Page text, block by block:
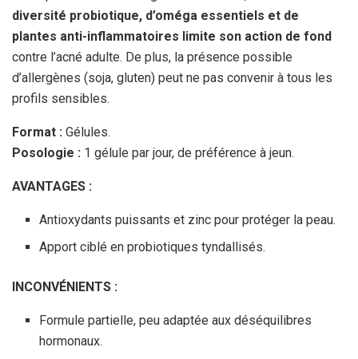
diversité probiotique, d’oméga essentiels et de
plantes anti-inflammatoires limite son action de fond
contre l’acné adulte. De plus, la présence possible
d’allergènes (soja, gluten) peut ne pas convenir à tous les
profils sensibles.
Format : Gélules.
Posologie : 1 gélule par jour, de préférence à jeun.
AVANTAGES :
Antioxydants puissants et zinc pour protéger la peau.
Apport ciblé en probiotiques tyndallisés.
INCONVÉNIENTS :
Formule partielle, peu adaptée aux déséquilibres
hormonaux.